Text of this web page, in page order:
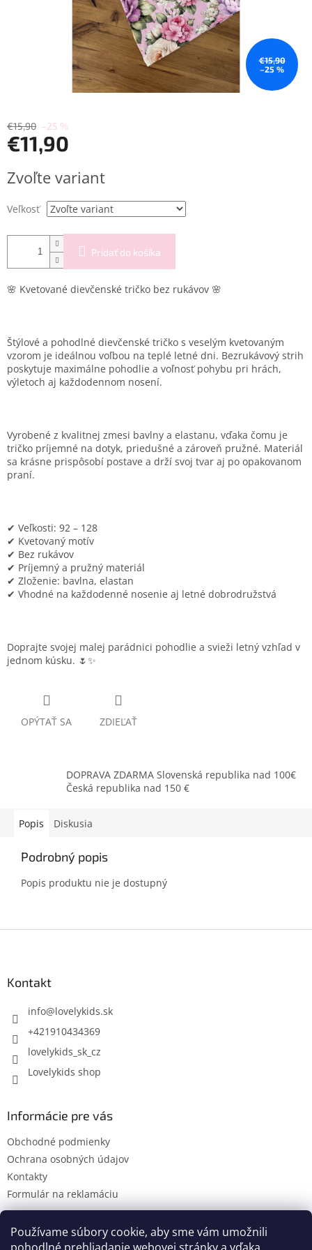
Používame súbory cookie, aby sme vám umožnili
€15,90
–25 %
€15,90 –25 %
€11,90
cena:
Zvoľte variant
Veľkosť
Pridať do košíka
🌸 Kvetované dievčenské tričko bez rukávov 🌸
Štýlové a pohodlné dievčenské tričko s veselým kvetovaným
vzorom je ideálnou voľbou na teplé letné dni. Bezrukávový strih
poskytuje maximálne pohodlie a voľnosť pohybu pri hrách,
výletoch aj každodennom nosení.
Vyrobené z kvalitnej zmesi bavlny a elastanu, vďaka čomu je
tričko príjemné na dotyk, priedušné a zároveň pružné. Materiál
sa krásne prispôsobí postave a drží svoj tvar aj po opakovanom
praní.
✔ Veľkosti: 92 – 128
✔ Kvetovaný motív
✔ Bez rukávov
✔ Príjemný a pružný materiál
✔ Zloženie: bavlna, elastan
✔ Vhodné na každodenné nosenie aj letné dobrodružstvá
Doprajte svojej malej parádnici pohodlie a svieži letný vzhľad v
jednom kúsku. 🌷✨
OPÝTAŤ SA ZDIEĽAŤ
DOPRAVA ZDARMA Slovenská republika nad 100€
Česká republika nad 150 €
Popis Diskusia
Podrobný popis
Popis produktu nie je dostupný
Kontakt
info@lovelykids.sk
+421910434369
lovelykids_sk_cz
Lovelykids shop
Informácie pre vás
Obchodné podmienky
Ochrana osobných údajov
Kontakty
Formulár na reklamáciu